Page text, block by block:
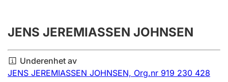
Årsregnskap
Innsending og forsinkelsesgebyr
JENS JEREMIASSEN JOHNSEN
Underenhet av
JENS JEREMIASSEN JOHNSEN, Org.nr 919 230 428